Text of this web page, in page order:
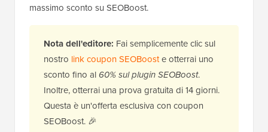
massimo sconto su SEOBoost.
Nota dell'editore: Fai semplicemente clic sul
nostro link coupon SEOBooste otterrai uno
sconto fino al60% sul plugin SEOBoost.
Inoltre, otterrai una prova gratuita di 14 giorni.
Questa è un'offerta esclusiva con coupon
SEOBoost. 🎉